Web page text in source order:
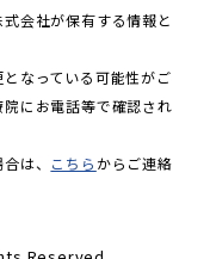
会社が保有する情報と
なっている可能性がご
にお電話等で確認され
は、 こちら からご連絡